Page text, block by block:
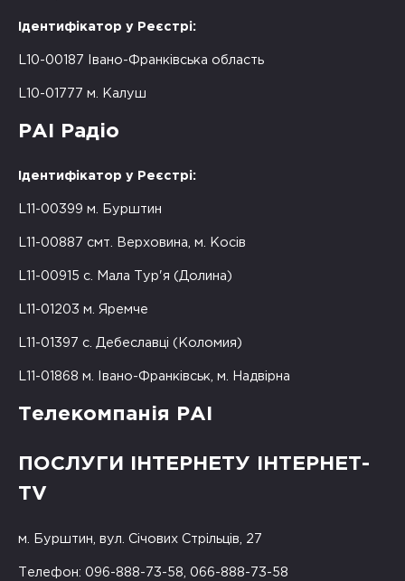
Ідентифікатор у Реєстрі:
L10-00187 Івано-Франківська область
L10-01777 м. Калуш
РАІ Радіо
Ідентифікатор у Реєстрі:
L11-00399 м. Бурштин
L11-00887 смт. Верховина, м. Косів
L11-00915 с. Мала Тур'я (Долина)
L11-01203 м. Яремче
L11-01397 с. Дебеславці (Коломия)
L11-01868 м. Івано-Франківськ, м. Надвірна
Телекомпанія РАІ
ПОСЛУГИ ІНТЕРНЕТУ ІНТЕРНЕТ-
TV
м. Бурштин, вул. Січових Стрільців, 27
Телефон: 096-888-73-58, 066-888-73-58